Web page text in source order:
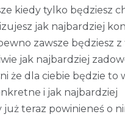
kiedy tylko będziesz
jak najbardziej
zawsze będziesz z
jak najbardziej
że dla ciebie będzie to
i jak najbardziej
już teraz powinieneś o